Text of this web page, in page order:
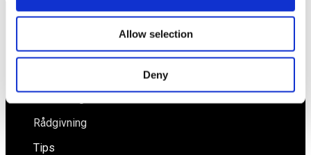
Allow selection
Deny
Näringspolitik
Rådgivning
Tips